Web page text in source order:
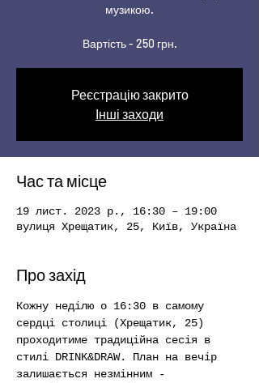
музикою.
Вартість - 250 грн.
Реєстрацію закрито
Інші заходи
Час та місце
19 лист. 2023 р., 16:30 – 19:00
вулиця Хрещатик, 25, Київ, Україна
Про захід
Кожну неділю о 16:30 в самому
сердці столиці (Хрещатик, 25)
проходитиме традиційна сесія в
стилі DRINK&DRAW. План на вечір
залишається незмінним -